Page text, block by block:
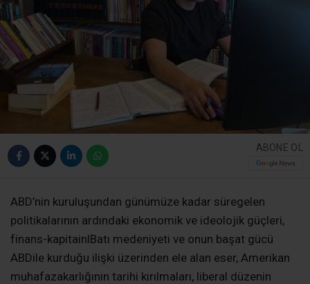
ABONE OL
ABD’nin kuruluşundan günümüze kadar süregelen
politikalarının ardındaki ekonomik ve ideolojik güçleri,
finans-kapitainlBatı medeniyeti ve onun başat gücü
ABDile kurduğu ilişki üzerinden ele alan eser, Amerikan
muhafazakarlığının tarihi kırılmaları, liberal düzenin